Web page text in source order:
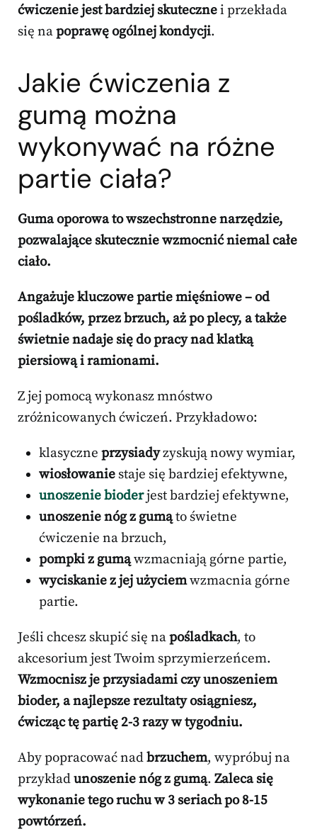
ćwiczenie jest bardziej skutecznei przekłada
się napoprawę ogólnej kondycji.
Jakie ćwiczenia z
gumą można
wykonywać na różne
partie ciała?
Guma oporowa to wszechstronne narzędzie,
pozwalające skutecznie wzmocnić niemal całe
ciało.
Angażuje kluczowe partie mięśniowe – od
pośladków, przezbrzuch, aż poplecy, a także
świetnie nadaje się do pracy nadklatką
piersiowąiramionami.
Z jej pomocą wykonasz mnóstwo
zróżnicowanych ćwiczeń. Przykładowo:
klasyczne przysiadyzyskują nowy wymiar,
wiosłowanie staje się bardziej efektywne,
unoszenie bioderjest bardziej efektywne,
unoszenie nóg z gumąto świetne
ćwiczenie na brzuch,
pompki z gumąwzmacniają górne partie,
wyciskanie z jej użyciemwzmacnia górne
partie.
Jeśli chcesz skupić się napośladkach, to
akcesorium jest Twoim sprzymierzeńcem.
Wzmocnisz je przysiadami czy unoszeniem
bioder, a najlepsze rezultaty osiągniesz,
ćwicząc tę partię 2-3 razy w tygodniu.
Aby popracować nadbrzuchem, wypróbuj na
przykładunoszenie nóg z gumą. Zaleca się
wykonanie tego ruchu w 3 seriachpo8-15
powtórzeń.